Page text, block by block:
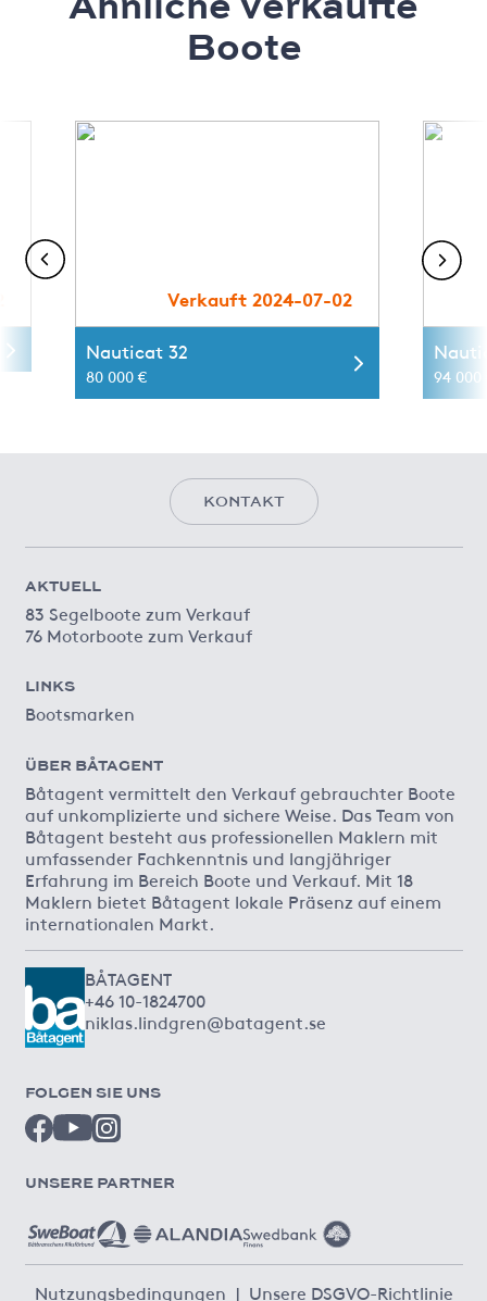
Boote
Verkauft 2024-07-02
Nauticat 32
80 000 € 94 000
KONTAKT
AKTUELL
83 Segelboote zum Verkauf
76 Motorboote zum Verkauf
LINKS
Bootsmarken
ÜBER BÅTAGENT
Båtagent vermittelt den Verkauf gebrauchter Boote
auf unkomplizierte und sichere Weise. Das Team von
Båtagent besteht aus professionellen Maklern mit
umfassender Fachkenntnis und langjähriger
Erfahrung im Bereich Boote und Verkauf. Mit 18
Maklern bietet Båtagent lokale Präsenz auf einem
internationalen Markt.
BÅTAGENT
+46 10-1824700
niklas.lindgren@batagent.se
FOLGEN SIE UNS
UNSERE PARTNER
Nutzungsbedingungen | Unsere DSGVO-Richtlinie